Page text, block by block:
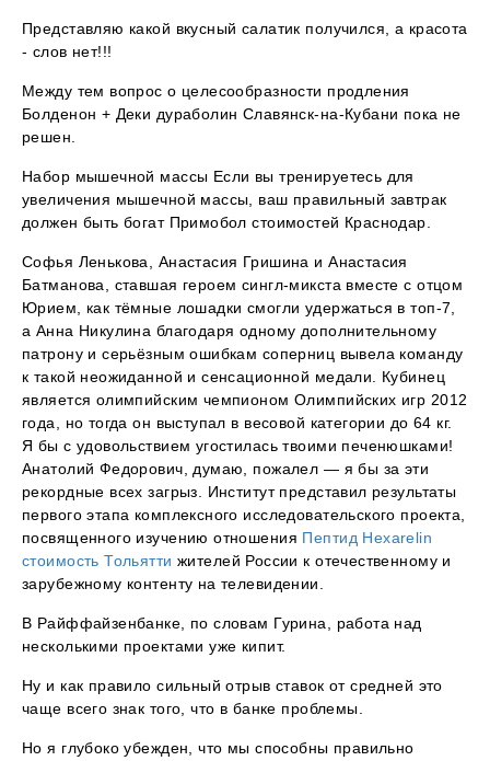
Представляю какой вкусный салатик получился, а красота
- слов нет!!!
Между тем вопрос о целесообразности продления
Болденон + Деки дураболин Славянск-на-Кубани пока не
решен.
Набор мышечной массы Если вы тренируетесь для
увеличения мышечной массы, ваш правильный завтрак
должен быть богат Примобол стоимостей Краснодар.
Софья Ленькова, Анастасия Гришина и Анастасия
Батманова, ставшая героем сингл-микста вместе с отцом
Юрием, как тёмные лошадки смогли удержаться в топ-7,
а Анна Никулина благодаря одному дополнительному
патрону и серьёзным ошибкам соперниц вывела команду
к такой неожиданной и сенсационной медали. Кубинец
является олимпийским чемпионом Олимпийских игр 2012
года, но тогда он выступал в весовой категории до 64 кг.
Я бы с удовольствием угостилась твоими печенюшками!
Анатолий Федорович, думаю, пожалел — я бы за эти
рекордные всех загрыз. Институт представил результаты
первого этапа комплексного исследовательского проекта,
посвященного изучению отношения Пептид Hexarelin
стоимость Тольятти жителей России к отечественному и
зарубежному контенту на телевидении.
В Райффайзенбанке, по словам Гурина, работа над
несколькими проектами уже кипит.
Ну и как правило сильный отрыв ставок от средней это
чаще всего знак того, что в банке проблемы.
Но я глубоко убежден, что мы способны правильно